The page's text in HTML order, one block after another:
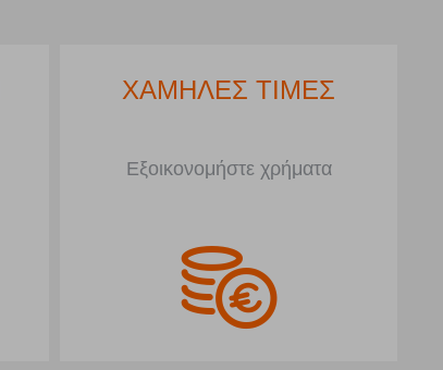
ΧΑΜΗΛΕΣ ΤΙΜΕΣ
Εξοικονομήστε χρήματα